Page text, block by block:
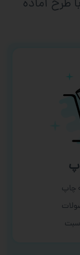
طرح آماده